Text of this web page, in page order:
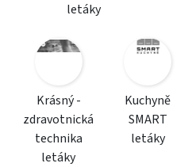
letáky
Krásný -
zdravotnická
technika
letáky
Kuchyně
SMART
letáky